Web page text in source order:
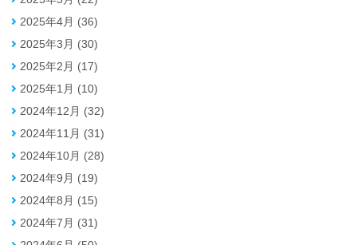
2025年4月 (36)
2025年3月 (30)
2025年2月 (17)
2025年1月 (10)
2024年12月 (32)
2024年11月 (31)
2024年10月 (28)
2024年9月 (19)
2024年8月 (15)
2024年7月 (31)